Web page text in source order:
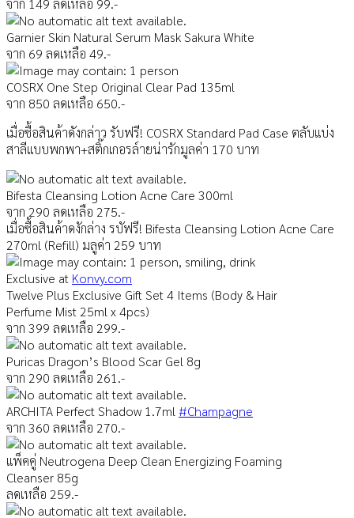
จาก 149 ลดเหลือ 99.-
Garnier Skin Natural Serum Mask Sakura White
จาก 69 ลดเหลือ 49.-
COSRX One Step Original Clear Pad 135ml
จาก 850 ลดเหลือ 650.-
เมื่อซื้อสินค้าดังกล่าว รับฟรี! COSRX Standard Pad Case ตลับแบ่ง
สาลีแบบพกพา+สติ๊กเกอรล์ายน่ารักมูลค่า 170 บาท
Bifesta Cleansing Lotion Acne Care 300ml
จาก 290 ลดเหลือ 275.-
เมื่อซื้อสินค้าดงักล่าง รบัฟรี! Bifesta Cleansing Lotion Acne Care
270ml (Refill) มลูค่า 259 บาท
Exclusive at Konvy.com
Twelve Plus Exclusive Gift Set 4 Items (Body & Hair
Perfume Mist 25ml x 4pcs)
จาก 399 ลดเหลือ 299.-
Puricas Dragon’s Blood Scar Gel 8g
จาก 290 ลดเหลือ 261.-
ARCHITA Perfect Shadow 1.7ml #Champagne
จาก 360 ลดเหลือ 270.-
แพ็คคู่ Neutrogena Deep Clean Energizing Foaming
Cleanser 85g
ลดเหลือ 259.-